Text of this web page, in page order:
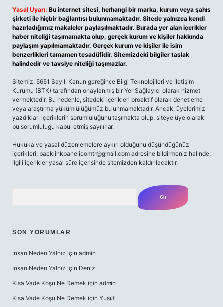
Yasal Uyarı: Bu internet sitesi, herhangi bir marka, kurum veya şahıs
şirketi ile hiçbir bağlantısı bulunmamaktadır. Sitede yalnızca kendi
hazırladığımız makaleler paylaşılmaktadır. Burada yer alan içerikler
haber niteliği taşımamakta olup, gerçek kurum ve kişiler hakkında
paylaşım yapılmamaktadır. Gerçek kurum ve kişiler ile isim
benzerlikleri tamamen tesadüfidir. Sitemizdeki bilgiler taslak
halindedir ve tavsiye niteliği taşımazlar.
Sitemiz, 5651 Sayılı Kanun gereğince Bilgi Teknolojileri ve İletişim
Kurumu (BTK) tarafından onaylanmış bir Yer Sağlayıcı olarak hizmet
vermektedir. Bu nedenle, sitedeki içerikleri proaktif olarak denetleme
veya araştırma yükümlülüğümüz bulunmamaktadır. Ancak, üyelerimiz
yazdıkları içeriklerin sorumluluğunu taşımakta olup, siteye üye olarak
bu sorumluluğu kabul etmiş sayılırlar.
Hukuka ve yasal düzenlemelere aykırı olduğunu düşündüğünüz
içerikleri, backlinkpanelicomtr@gmail.com adresine bildirmeniz halinde,
ilgili içerikler yasal süre içerisinde sitemizden kaldırılacaktır.
SON YORUMLAR
Insan Neden Yalnız için admin
Insan Neden Yalnız için Deniz
Kısa Vade Koşu Ne Demek için admin
Kısa Vade Koşu Ne Demek için Yusuf